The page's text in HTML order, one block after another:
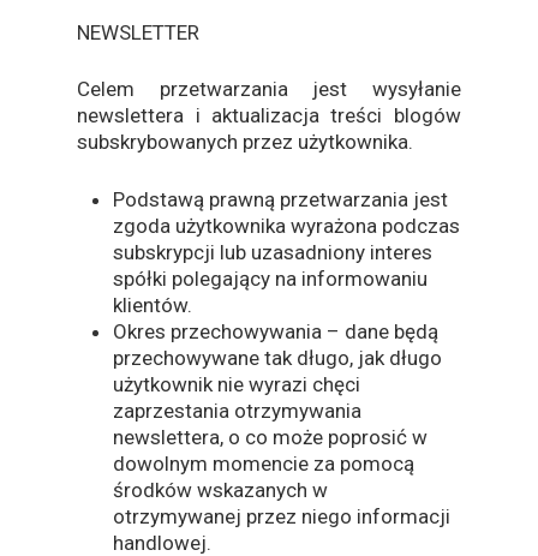
NEWSLETTER
Celem przetwarzania jest wysyłanie
newslettera i aktualizacja treści blogów
subskrybowanych przez użytkownika.
Podstawą prawną przetwarzania jest
zgoda użytkownika wyrażona podczas
subskrypcji lub uzasadniony interes
spółki polegający na informowaniu
klientów.
Okres przechowywania – dane będą
przechowywane tak długo, jak długo
użytkownik nie wyrazi chęci
zaprzestania otrzymywania
newslettera, o co może poprosić w
dowolnym momencie za pomocą
środków wskazanych w
otrzymywanej przez niego informacji
handlowej.